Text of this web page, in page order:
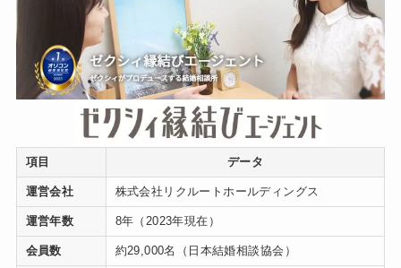
項目 データ
運営会社 株式会社リクルートホールディングス
運営年数 8年（2023年現在）
会員数 約29,000名（日本結婚相談協会）